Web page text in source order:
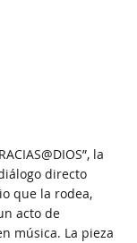
la
directo
que la rodea,
acto de
música. La pieza